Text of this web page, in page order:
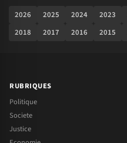
2026 2025 2024 2023
2018
2017 2016 2015
RUBRIQUES
Politique
Societe
Justice